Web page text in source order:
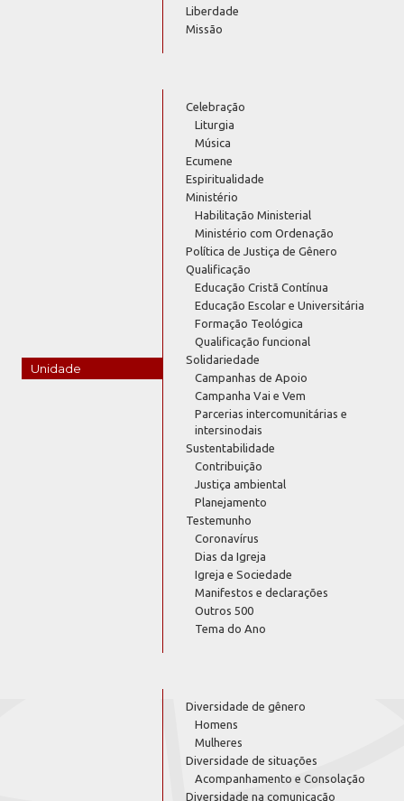
Liberdade
Missão
Unidade
Celebração
Liturgia
Música
Ecumene
Espiritualidade
Ministério
Habilitação Ministerial
Ministério com Ordenação
Política de Justiça de Gênero
Qualificação
Educação Cristã Contínua
Educação Escolar e Universitária
Formação Teológica
Qualificação funcional
Solidariedade
Campanhas de Apoio
Campanha Vai e Vem
Parcerias intercomunitárias e
intersinodais
Sustentabilidade
Contribuição
Justiça ambiental
Planejamento
Testemunho
Coronavírus
Dias da Igreja
Igreja e Sociedade
Manifestos e declarações
Outros 500
Tema do Ano
Diversidade de gênero
Homens
Mulheres
Diversidade de situações
Acompanhamento e Consolação
Diversidade na comunicação